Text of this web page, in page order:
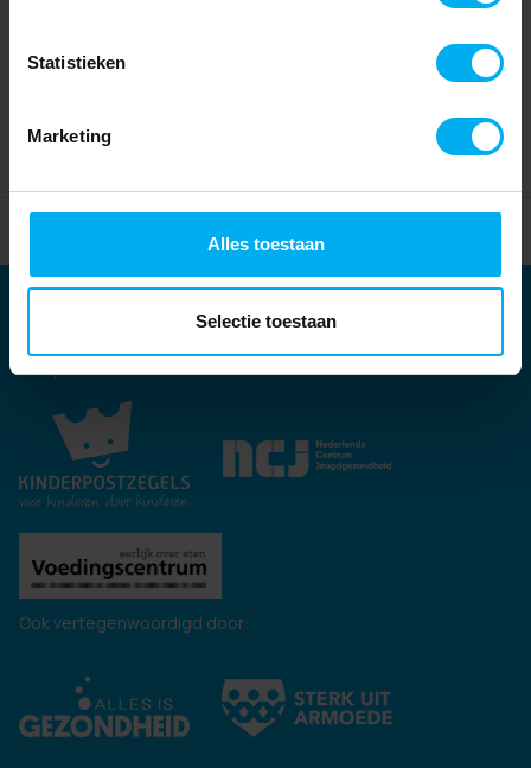
Statistieken
Marketing
Alles toestaan
Selectie toestaan
Kernpartners:
Ook vertegenwoordigd door: